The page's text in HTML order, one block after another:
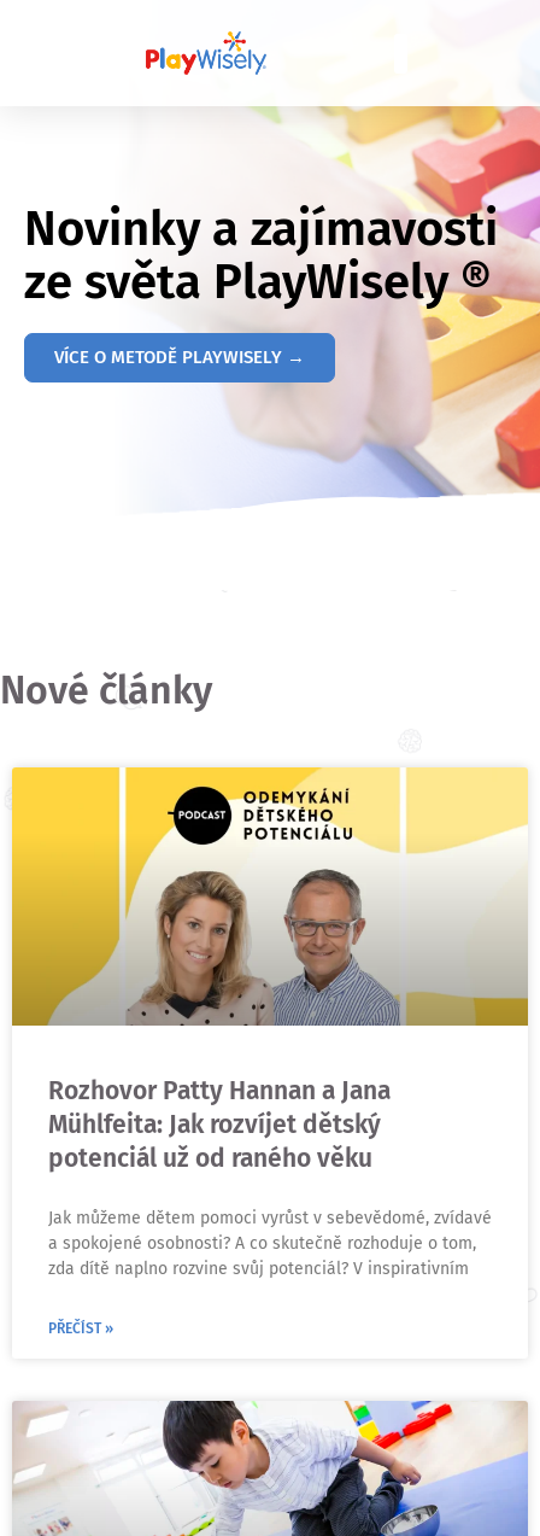
Novinky a zajímavosti
ze světa PlayWisely ®
VÍCE O METODĚ PLAYWISELY →
Nové články
Rozhovor Patty Hannan a Jana
Mühlfeita: Jak rozvíjet dětský
potenciál už od raného věku
Jak můžeme dětem pomoci vyrůst v sebevědomé, zvídavé
a spokojené osobnosti? A co skutečně rozhoduje o tom,
zda dítě naplno rozvine svůj potenciál? V inspirativním
PŘEČÍST »